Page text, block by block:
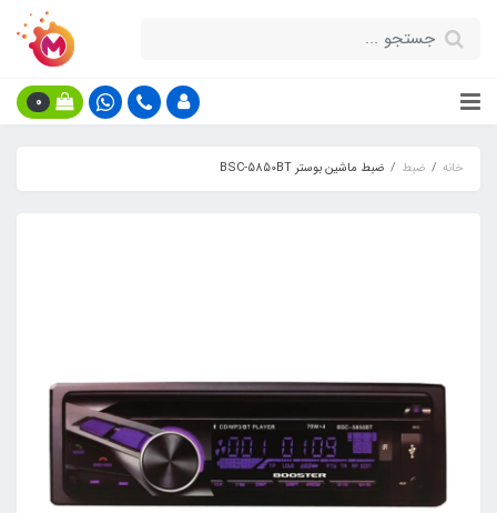
0
خانه ضبط ضبط ماشین بوستر BSC-5850BT